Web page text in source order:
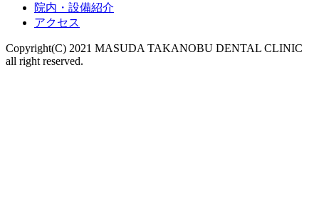
院内・設備紹介
アクセス
Copyright(C) 2021 MASUDA TAKANOBU DENTAL CLINIC
all right reserved.